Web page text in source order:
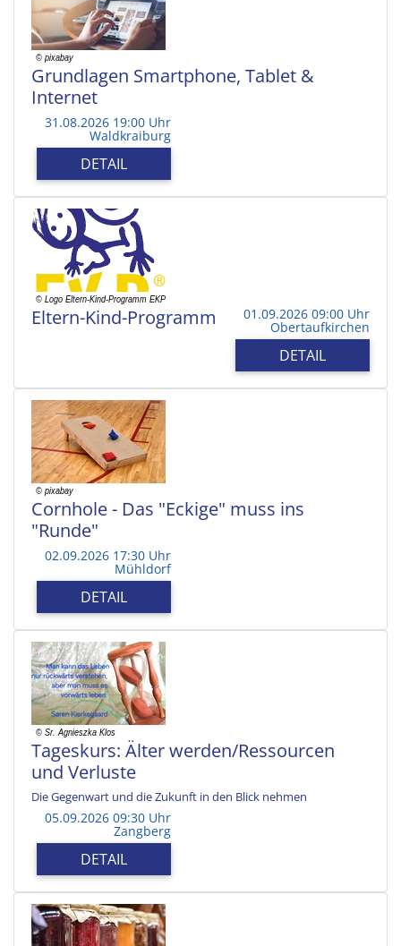
Grundlagen Smartphone, Tablet &
Internet
31.08.2026 19:00 Uhr
Waldkraiburg
DETAIL
Eltern-Kind-Programm 01.09.2026 09:00 Uhr
Obertaufkirchen
DETAIL
Cornhole - Das "Eckige" muss ins
"Runde"
02.09.2026 17:30 Uhr
Mühldorf
DETAIL
Tageskurs: Älter werden/Ressourcen
und Verluste
Die Gegenwart und die Zukunft in den Blick nehmen
05.09.2026 09:30 Uhr
Zangberg
DETAIL